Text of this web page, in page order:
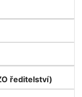
ředitelství)